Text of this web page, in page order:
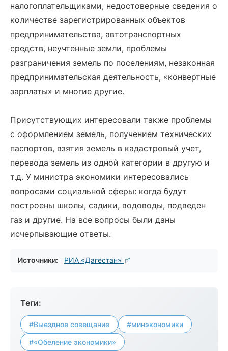
налогоплательщиками, недостоверные сведения о
количестве зарегистрированных объектов
предпринимательства, автотранспортных
средств, неучтенные земли, проблемы
разграничения земель по поселениям, незаконная
предпринимательская деятельность, «конвертные
зарплаты» и многие другие.
Присутствующих интересовали также проблемы
с оформлением земель, получением технических
паспортов, взятия земель в кадастровый учет,
перевода земель из одной категории в другую и
т.д. У министра экономики интересовались
вопросами социальной сферы: когда будут
построены школы, садики, водоводы, подведен
газ и другие. На все вопросы были даны
исчерпывающие ответы.
Источники: РИА «Дагестан»
Теги:
#Выездное совещание #минэкономики
#«Обеление экономики»